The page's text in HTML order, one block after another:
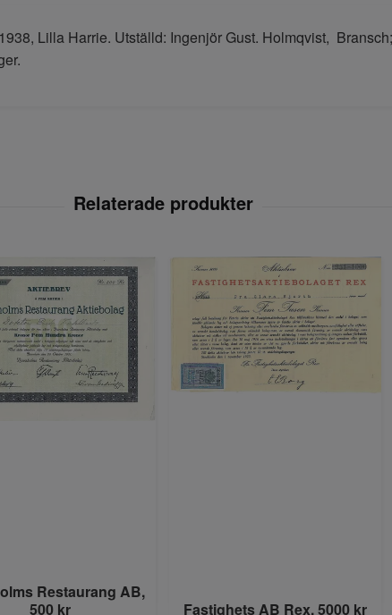
Lilla Harrie. Utställd: Ingenjör Gust. Holmqvist,
Restaurang AB,
500 kr
Fastighets AB Rex, 5000 kr